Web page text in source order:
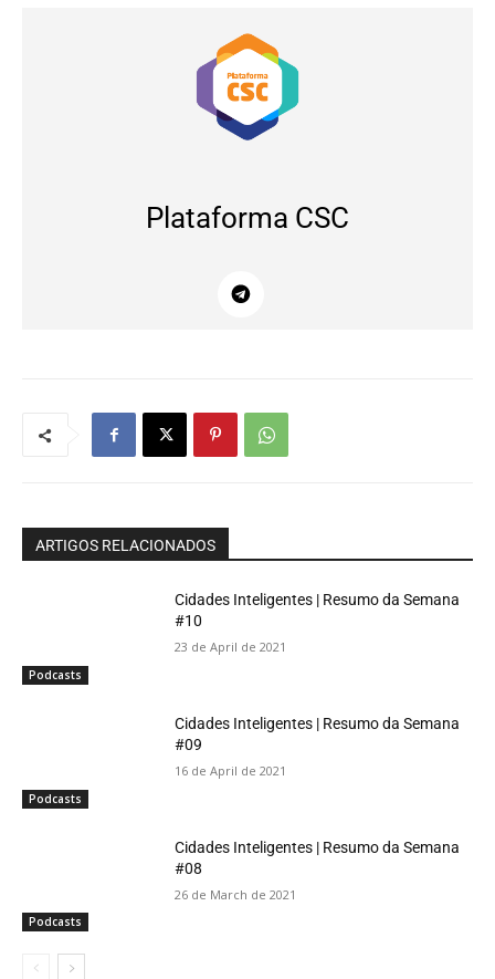
Plataforma CSC
ARTIGOS RELACIONADOS
Podcasts
Cidades Inteligentes | Resumo da Semana
#10
23 de April de 2021
Podcasts
Cidades Inteligentes | Resumo da Semana
#09
16 de April de 2021
Podcasts
Cidades Inteligentes | Resumo da Semana
#08
26 de March de 2021